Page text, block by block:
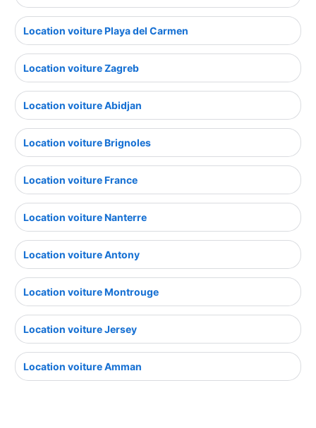
Location voiture Playa del Carmen
Location voiture Zagreb
Location voiture Abidjan
Location voiture Brignoles
Location voiture France
Location voiture Nanterre
Location voiture Antony
Location voiture Montrouge
Location voiture Jersey
Location voiture Amman